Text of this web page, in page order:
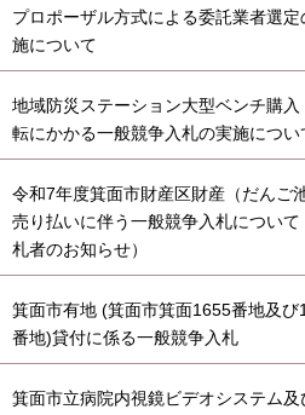
プロポーザル方式による委託業者選定
施について
地域防災ステーション大型ベンチ購入
転にかかる一般競争入札の実施につい
令和7年度箕面市財産区財産（だんご池
売り払いに伴う一般競争入札について
札者のお知らせ）
箕面市有地 (箕面市箕面1655番地及び
番地)貸付に係る一般競争入札
箕面市立病院内視鏡ビデオシステム及